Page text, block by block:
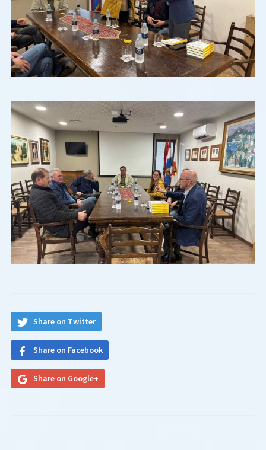
Share on Twitter
Share on Facebook
Share on Google+